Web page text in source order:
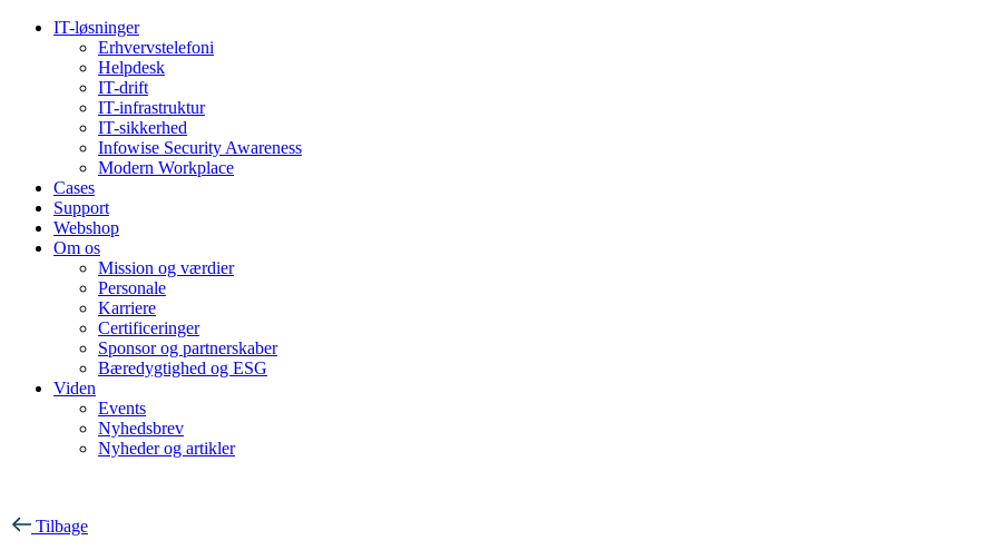
IT-løsninger
Erhvervstelefoni
Helpdesk
IT-drift
IT-infrastruktur
IT-sikkerhed
Infowise Security Awareness
Modern Workplace
Cases
Support
Webshop
Om os
Mission og værdier
Personale
Karriere
Certificeringer
Sponsor og partnerskaber
Bæredygtighed og ESG
Viden
Events
Nyhedsbrev
Nyheder og artikler
Tilbage